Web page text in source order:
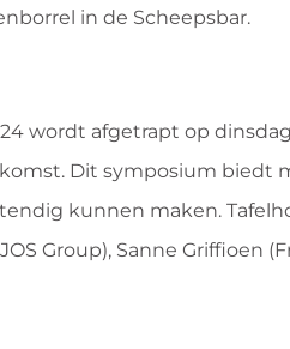
in de Scheepsbar.
wordt afgetrapt op
Dit symposium biedt
kunnen maken.
Group), Sanne Griffioen